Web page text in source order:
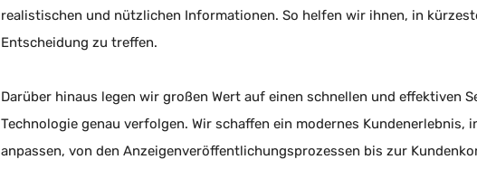
realistischen und nützlichen Informationen. So helfen wir ihnen, in
Entscheidung zu treffen.
Darüber hinaus legen wir großen Wert auf einen schnellen und
Technologie genau verfolgen. Wir schaffen ein modernes
anpassen, von den Anzeigenveröffentlichungsprozessen bis zur